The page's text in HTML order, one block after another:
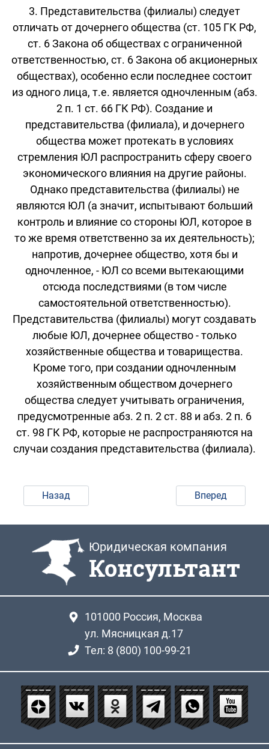
3. Представительства (филиалы) следует
отличать от дочернего общества (ст. 105 ГК РФ,
ст. 6 Закона об обществах с ограниченной
ответственностью, ст. 6 Закона об акционерных
обществах), особенно если последнее состоит
из одного лица, т.е. является одночленным (абз.
2 п. 1 ст. 66 ГК РФ). Создание и
представительства (филиала), и дочернего
общества может протекать в условиях
стремления ЮЛ распространить сферу своего
экономического влияния на другие районы.
Однако представительства (филиалы) не
являются ЮЛ (а значит, испытывают больший
контроль и влияние со стороны ЮЛ, которое в
то же время ответственно за их деятельность);
напротив, дочернее общество, хотя бы и
одночленное, - ЮЛ со всеми вытекающими
отсюда последствиями (в том числе
самостоятельной ответственностью).
Представительства (филиалы) могут создавать
любые ЮЛ, дочернее общество - только
хозяйственные общества и товарищества.
Кроме того, при создании одночленным
хозяйственным обществом дочернего
общества следует учитывать ограничения,
предусмотренные абз. 2 п. 2 ст. 88 и абз. 2 п. 6
ст. 98 ГК РФ, которые не распространяются на
случаи создания представительства (филиала).
Назад Вперед
Юридическая компания
Консультант
101000 Россия, Москва
ул. Мясницкая д.17
Тел: 8 (800) 100-99-21